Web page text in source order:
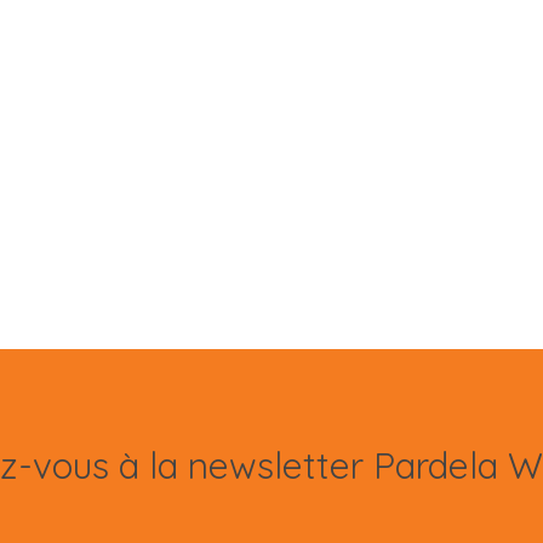
vous à la newsletter Pardela